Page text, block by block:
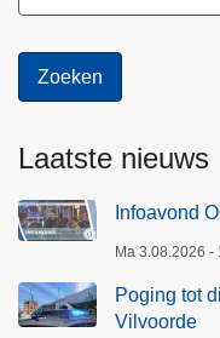
Laatste nieuws
Infoavond
Ma 3.08.2026 -
Poging tot
Vilvoorde